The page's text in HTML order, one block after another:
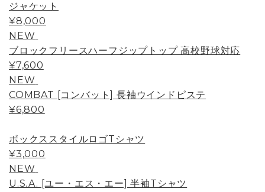
ジャケット
¥8,000
NEW
ブロックフリースハーフジップトップ 高校野球対応
¥7,600
NEW
COMBAT [コンバット] 長袖ウインドピステ
¥6,800
ボックススタイルロゴTシャツ
¥3,000
NEW
U.S.A. [ユー・エス・エー] 半袖Tシャツ